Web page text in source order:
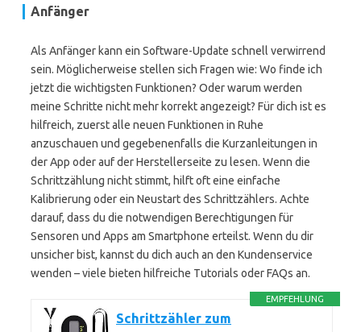
Anfänger
Als Anfänger kann ein Software-Update schnell verwirrend
sein. Möglicherweise stellen sich Fragen wie: Wo finde ich
jetzt die wichtigsten Funktionen? Oder warum werden
meine Schritte nicht mehr korrekt angezeigt? Für dich ist es
hilfreich, zuerst alle neuen Funktionen in Ruhe
anzuschauen und gegebenenfalls die Kurzanleitungen in
der App oder auf der Herstellerseite zu lesen. Wenn die
Schrittzählung nicht stimmt, hilft oft eine einfache
Kalibrierung oder ein Neustart des Schrittzählers. Achte
darauf, dass du die notwendigen Berechtigungen für
Sensoren und Apps am Smartphone erteilst. Wenn du dir
unsicher bist, kannst du dich auch an den Kundenservice
wenden – viele bieten hilfreiche Tutorials oder FAQs an.
EMPFEHLUNG
Schrittzähler zum